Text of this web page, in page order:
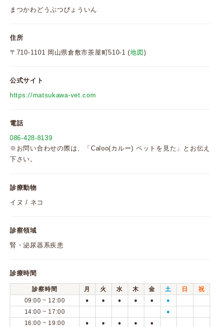
まつかわどうぶつびょういん
住所
〒710-1101 岡山県倉敷市茶屋町510-1 (地図 )
公式サイト
https://matsukawa-vet.com
電話
086-428-8139
※お問い合わせの際は、「Caloo(カルー) ペットを見た」とお伝え
下さい。
診療動物
イヌ / ネコ
診察領域
腎・泌尿器系疾患
診療時間
診察時間 月 火 水 木 金 土 日
祝
09:00 ~ 12:00
● ● ● ● ● ●
14:00 ~ 17:00 ●
16:00 ~ 19:00 ● ● ● ● ●